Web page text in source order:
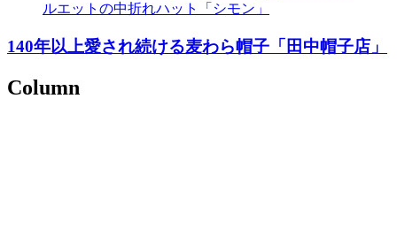
140年以上愛され続ける麦わら帽子「田中帽子店」
Column